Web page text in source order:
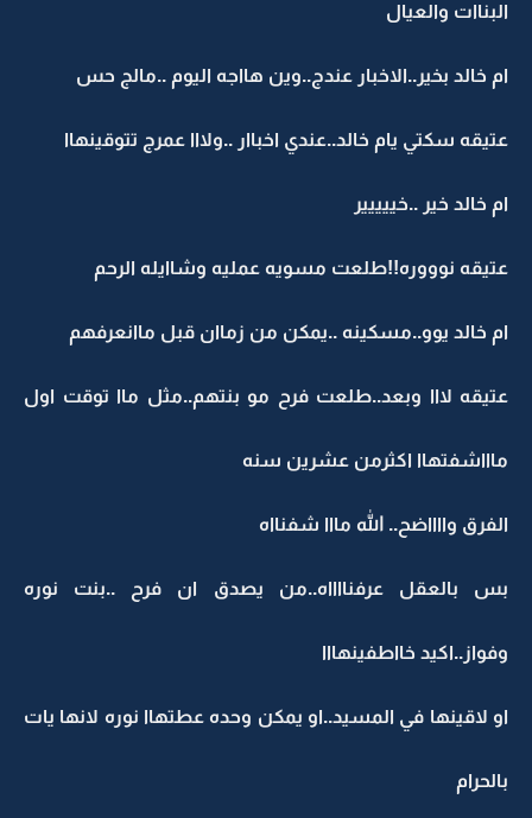
البناات والعيال
ام خالد بخير..الاخبار عندج..وين هااجه اليوم ..مالج حس
عتيقه سكتي يام خالد..عندي اخباار ..ولااا عمرج تتوقينهاا
ام خالد خير ..خييييير
عتيقه نوووره!!طلعت مسويه عمليه وشاايله الرحم
ام خالد يوو..مسكينه ..يمكن من زماان قبل ماانعرفهم
عتيقه لااا وبعد..طلعت فرح مو بنتهم..مثل ماا توقت اول
ماااشفتهاا اكثرمن عشرين سنه
الفرق وااااضح.. الله مااا شفنااه
بس بالعقل عرفنااااه..من يصدق ان فرح ..بنت نوره
وفواز..اكيد خااطفينهااا
او لاقينها في المسيد..او يمكن وحده عطتهاا نوره لانها يات
بالحرام